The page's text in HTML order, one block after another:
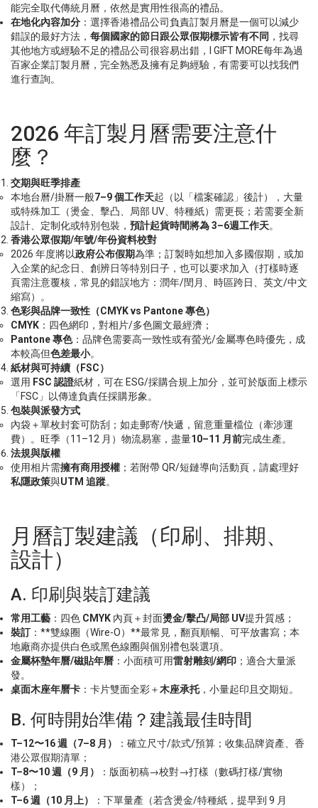
能完全取代傳統月曆，依然是實用性很高的禮品。
在地化內容加分 ：選擇香港禮品公司負責訂製月曆是一個可以減少
錯誤的最好方法， 每個國家的節日跟公眾假期標示皆有不同 ，找尋
其他地方或經驗不足的禮品公司很容易出錯，I GIFT MORE每年為過
百家企業訂製月曆，完全熟悉及擁有足夠經驗，有需要可以找我們
進行查詢。
2026 年訂製月曆需要注意什
麼？
交期與旺季排產
本地台曆/掛曆一般7–9個工作天起（以「檔案確認」後計），大量
或特殊加工（燙金、擊凸、局部 UV、特種紙）需更長；若需要全新
設計、定制化或特別包裝， 預計起貨時間將為3–6週工作天。
香港公眾假期/年號/年份資料校對
2026 年度將以政府公布假期為準；訂製時如想加入多國假期，或加
入企業的紀念日、創辨日等特別日子，也可以要求加入（打樣時逐
頁需注意覆核，常見的錯誤地方：潤年/閏月、時區跨日、英文/中文
縮寫）。
色彩與品牌一致性（CMYK vs Pantone專色）
CMYK ：四色網印，對相片/多色圖文最經濟；
Pantone專色：品牌色需要高一致性或有螢光/金屬專色時優先，成
本較高但色差最小。
紙材與可持續（ FSC）
選用 FSC 認證紙材，可在 ESG/採購合規上加分，並可於版面上標示
「FSC」以傳達負責任採購形象。
包裝與派發方式
內袋＋單枚封套可防刮；如走郵寄/快遞，留意重量檔位（牽涉運
費）。旺季（11–12 月）物流易塞，盡量10–11 月前完成生產。
法規與版權
使用相片需擁有商用授權 ；若附帶 QR/短鏈導向活動頁，請處理好
私隱政策與UTM 追蹤。
月曆訂製建議（印刷、排期、
設計）
A. 印刷與裝訂建議
常用工藝 ：四色 CMYK 內頁＋封面燙金/擊凸/局部 UV提升質感；
裝訂：**雙線圈（Wire-O）**最常見，翻頁順暢、可平放書寫；本
地廠商亦提供白色或黑色線圈與個別禮包裝選項。
金屬杯墊年曆/磁貼年曆 ：小面積可用雷射雕刻/網印 ；適合大量派
發。
桌面木座年曆卡 ：卡片雙面全彩＋木座承托，小量起印且交期短。
B. 何時開始準備？建議最佳時間
T–12〜16週（7–8 月）
：確立尺寸/款式/預算；收集品牌資產、香
港公眾假期清單；
T–8〜10週（9 月）
：版面初稿→校對→打樣（數碼打樣/實物
樣）；
T–6週（10 月上）
：下單量產（若含燙金/特種紙，提早到 9 月